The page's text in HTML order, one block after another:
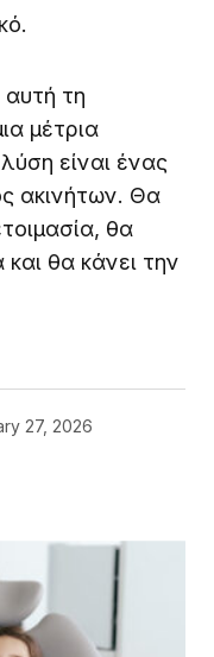
τη
μέτρια
είναι ένας
ακινήτων. Θα
θα
θα κάνει την
27, 2026